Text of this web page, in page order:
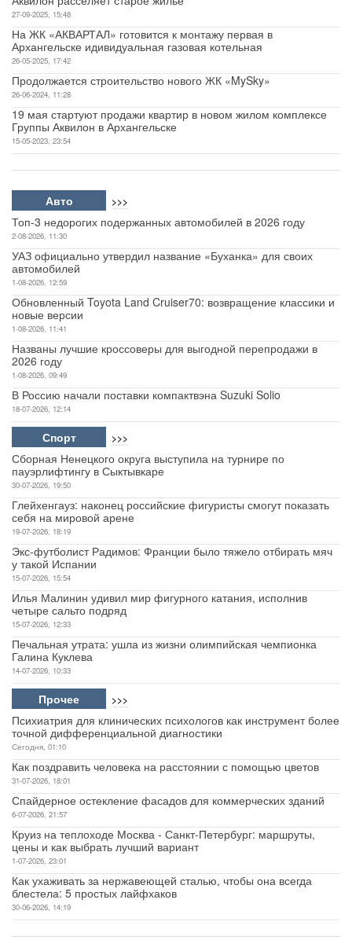
27-09-2025, 15:48
На ЖК «АКВАРТАЛ» готовится к монтажу первая в
Архангельске идивидуальная газовая котельная
26-05-2025, 17:42
Продолжается строительство нового ЖК «MySky»
26-06-2024, 11:28
19 мая стартуют продажи квартир в новом жилом комплексе
Группы Аквилон в Архангельске
15-05-2023, 23:54
Авто >>>
Топ-3 недорогих подержанных автомобилей в 2026 году
2-08-2026, 11:30
УАЗ официально утвердил название «Буханка» для своих
автомобилей
1-08-2026, 12:59
Обновленный Toyota Land Cruiser70: возвращение классики и
новые версии
1-08-2026, 11:41
Названы лучшие кроссоверы для выгодной перепродажи в
2026 году
1-08-2026, 09:49
В Россию начали поставки компактвэна Suzuki Solio
18-07-2026, 12:14
Спорт >>>
Сборная Ненецкого округа выступила на турнире по
пауэрлифтингу в Сыктывкаре
30-07-2026, 19:50
Глейхенгауз: наконец российские фигуристы смогут показать
себя на мировой арене
19-07-2026, 18:19
Экс-футболист Радимов: Франции было тяжело отбирать мяч
у такой Испании
15-07-2026, 15:54
Илья Малинин удивил мир фигурного катания, исполнив
четыре сальто подряд
15-07-2026, 12:33
Печальная утрата: ушла из жизни олимпийская чемпионка
Галина Куклева
14-07-2026, 10:33
Прочее >>>
Психиатрия для клинических психологов как инструмент более
точной дифференциальной диагностики
Сегодня, 01:10
Как поздравить человека на расстоянии с помощью цветов
31-07-2026, 18:01
Спайдерное остекление фасадов для коммерческих зданий
6-07-2026, 21:57
Круиз на теплоходе Москва - Санкт-Петербург: маршруты,
цены и как выбрать лучший вариант
1-07-2026, 23:01
Как ухаживать за нержавеющей сталью, чтобы она всегда
блестела: 5 простых лайфхаков
30-06-2026, 14:19